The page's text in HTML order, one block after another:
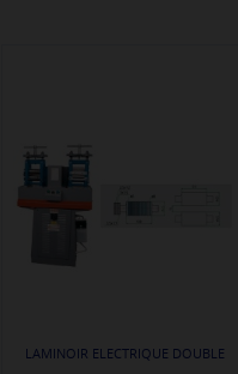
LAMINOIR ELECTRIQUE DOUBLE